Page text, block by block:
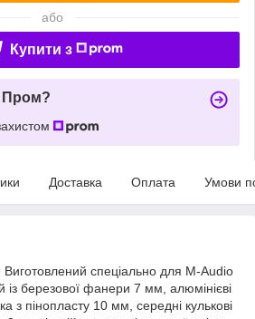
або
Купити з
Пром?
Доставка Оплата Умови
Виготовлений спеціально для M-Audio
із березової фанери 7 мм, алюмінієві
з пінопласту 10 мм, середні кулькові